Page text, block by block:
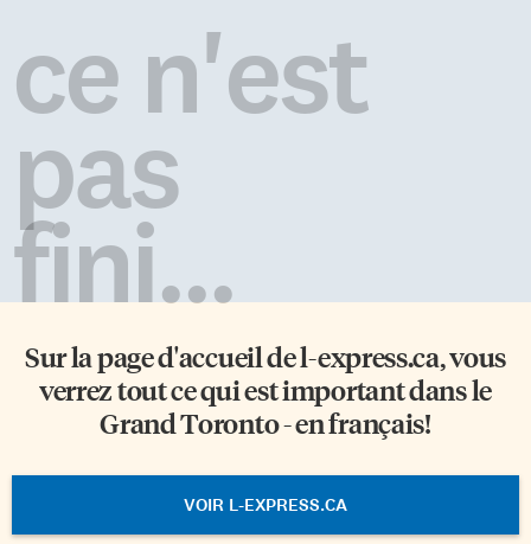
ce n'est
pas
fini...
Sur la page d'accueil del-express.ca, vous
verrez tout ce qui est important dans le
Grand Toronto - en français!
VOIR L-EXPRESS.CA